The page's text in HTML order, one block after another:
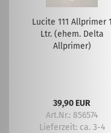
Lucite 111 Allprimer 1
Ltr. (ehem. Delta
Allprimer)
39,90 EUR
Art.Nr.: 856574
Lieferzeit: ca. 3-4